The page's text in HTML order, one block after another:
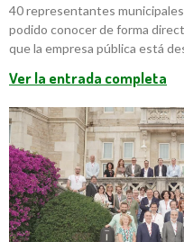
40 representantes
podido conocer de forma
que la empresa pública está
Ver la entrada completa